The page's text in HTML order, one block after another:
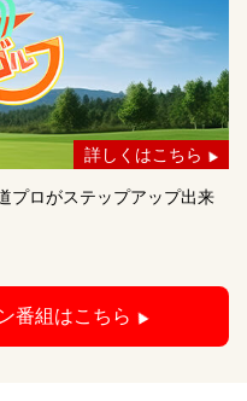
詳しくはこちら
プロがステップアップ出来
番組はこちら